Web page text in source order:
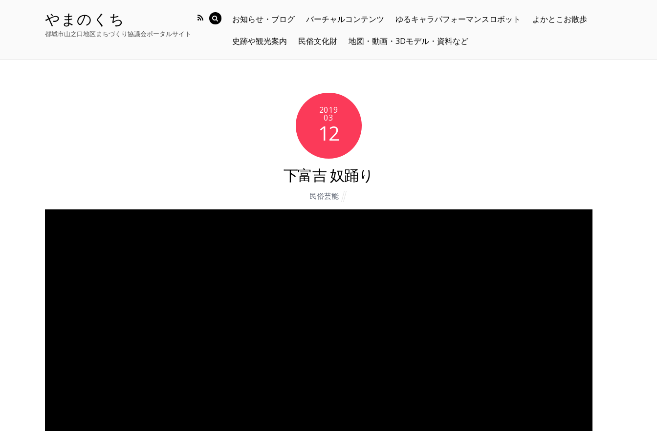
やまのくち
都城市山之口地区まちづくり協議会ポータルサイト
お知らせ・ブログ バーチャルコンテンツ ゆるキャラパフォーマンスロボット よかとこお散歩
史跡や観光案内 民俗文化財 地図・動画・3Dモデル・資料など
2019
03
12
下富吉 奴踊り
民俗芸能